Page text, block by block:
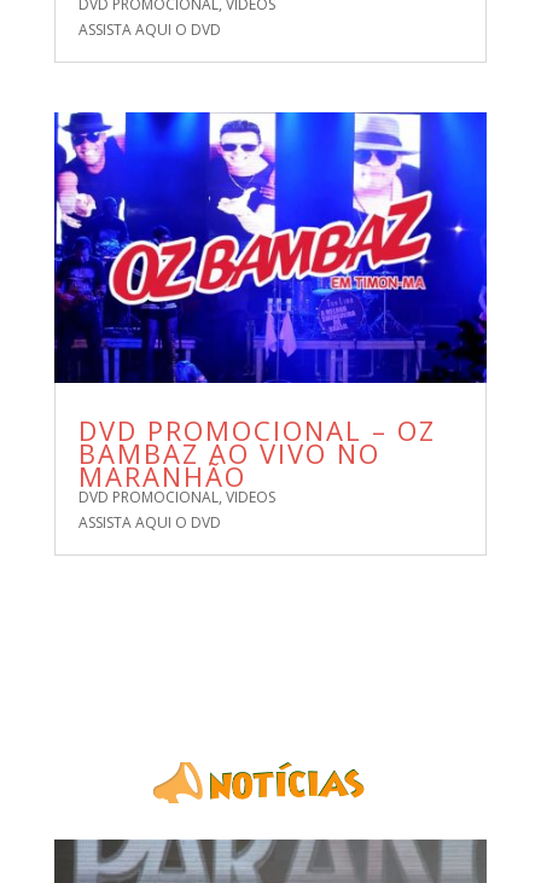
ASSISTA AQUI O DVD
DVD PROMOCIONAL – OZ
BAMBAZ AO VIVO NO
MARANHÃO
DVD PROMOCIONAL, VIDEOS
ASSISTA AQUI O DVD